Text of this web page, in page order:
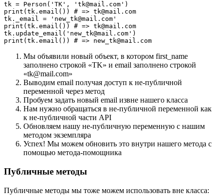
tk = Person('TK', 'tk@mail.com')
print(tk.email()) # => tk@mail.com
tk._email = 'new_tk@mail.com'
print(tk.email()) # => tk@mail.com
tk.update_email('new_tk@mail.com')
Мы объявили новый объект, в котором first_name
заполнено строкой «TK» и email заполнено строкой
«tk@mail.com»
Выводим email получая доступ к не-публичной
переменной через метод
Пробуем задать новый email извне нашего класса
Нам нужно обращаться в не-публичной переменной как
к не-публичной части API
Обновляем нашу не-публичную переменную с нашим
методом экземпляра
Успех! Мы можем обновить это внутри нашего метода с
помощью метода-помощника
Публичные методы
Публичные методы мы тоже можем использовать вне класса: